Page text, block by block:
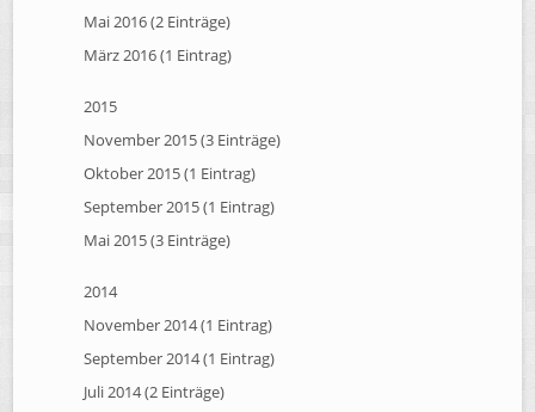
Mai 2016 (2 Einträge)
März 2016 (1 Eintrag)
2015
November 2015 (3 Einträge)
Oktober 2015 (1 Eintrag)
September 2015 (1 Eintrag)
Mai 2015 (3 Einträge)
2014
November 2014 (1 Eintrag)
September 2014 (1 Eintrag)
Juli 2014 (2 Einträge)